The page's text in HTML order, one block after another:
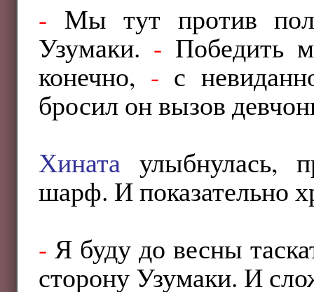
- Мы тут против
Узумаки. - Победить
конечно, - с
бросил он вызов
Хината улыбнулась,
шарф. И показательно
- Я буду до весны
сторону Узумаки. И